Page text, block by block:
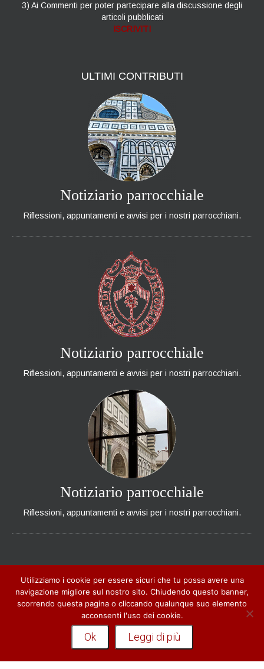
3) Ai Commenti per poter partecipare alla discussione degli
articoli pubblicati
ISCRIVITI
ULTIMI CONTRIBUTI
Notiziario parrocchiale
Riflessioni, appuntamenti e avvisi per i nostri parrocchiani.
Notiziario parrocchiale
Riflessioni, appuntamenti e avvisi per i nostri parrocchiani.
Notiziario parrocchiale
Riflessioni, appuntamenti e avvisi per i nostri parrocchiani.
CONTATTI
Piazza Santa Maria Novella, 18
50123 - Firenze
+39 055210113 - +39 3476114168
Parrocchia:
graziano.lezziero@tiscali.it
Utilizziamo i cookie per essere sicuri che tu possa avere una
navigazione migliore sul nostro sito. Chiudendo questo banner,
scorrendo questa pagina o cliccando qualunque suo elemento
acconsenti l'uso dei cookie.
Ok Leggi di più